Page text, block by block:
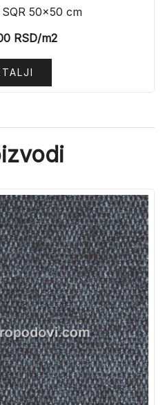
SQR 50×50 cm
RSD/m2